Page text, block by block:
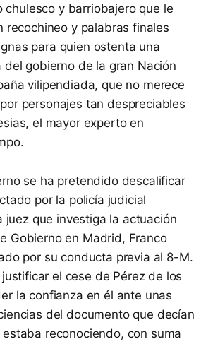
chulesco y barriobajero que le
recochineo y palabras finales
para quien ostenta una
del gobierno de la gran Nación
vilipendiada, que no merece
personajes tan despreciables
el mayor experto en
se ha pretendido descalificar
por la policía judicial
juez que investiga la actuación
Gobierno en Madrid, Franco
por su conducta previa al 8-M.
el cese de Pérez de los
la confianza en él ante unas
del documento que decían
reconociendo, con suma